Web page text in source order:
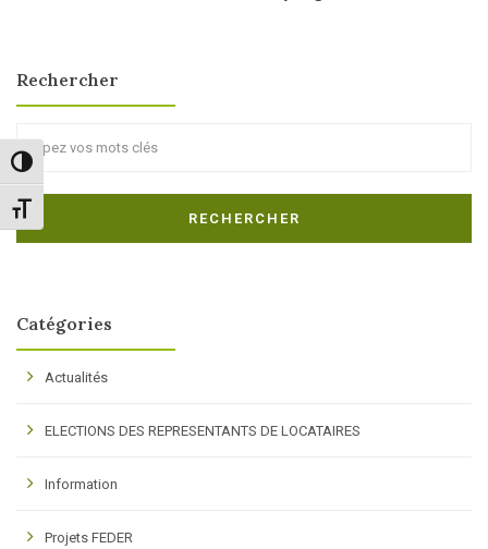
Passer en contraste élevé
Changer la taille de la police
Rechercher
Search
RECHERCHER
Catégories
Actualités
ELECTIONS DES REPRESENTANTS DE LOCATAIRES
Information
Projets FEDER